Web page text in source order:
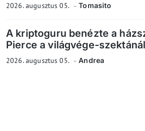
2026. augusztus 05. Tomasito
A kriptoguru benézte a
Pierce a világvége-
2026. augusztus 05. Andrea